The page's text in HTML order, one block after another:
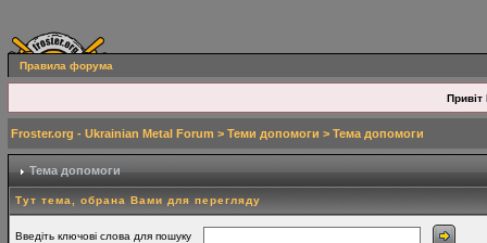
Правила форума
Привіт
Froster.org - Ukrainian Metal Forum > Теми допомоги > Тема допомоги
Тема допомоги
Тут тема, обрана Вами для перегляду
Введіть ключові слова для пошуку